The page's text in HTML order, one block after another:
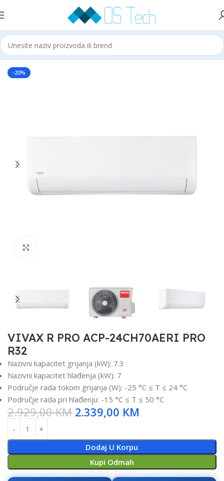
Početna Klime VIVAX
-20%
VIVAX R PRO ACP-24CH70AERI PRO
R32
Nazivni kapacitet grijanja (kW): 7.3
Nazivni kapacitet hlađenja (kW): 7
Područje rada tokom grijanja (W): -25 °C ≤ T ≤ 24 °C
Područje rada pri hlađenju: -15 °C ≤ T ≤ 50 °C
2.929,00KM 2.339,00 KM
Dodaj U Korpu
Kupi Odmah